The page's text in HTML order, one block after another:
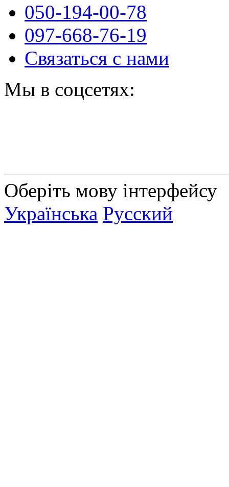
050-194-00-78
097-668-76-19
Связаться с нами
Мы в соцсетях:
Оберіть мову інтерфейсу
Українська Русский